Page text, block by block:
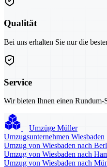
Qualität
Bei uns erhalten Sie nur die
Service
Wir bieten Ihnen einen
Umzüge Müller
Umzugsunternehmen Wiesbaden
Umzug von Wiesbaden nach
Umzug von Wiesbaden nach
Umzug von Wiesbaden nach